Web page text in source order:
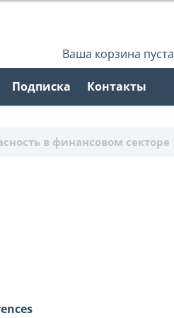
Ваша корзина пуста
Подписка Контакты
в финансовом секторе